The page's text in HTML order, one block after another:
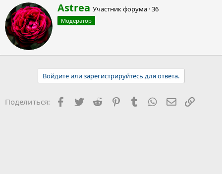
А
в
т
Astrea Участник форума ·36
Модератор
Войдите или зарегистрируйтесь для ответа.
Поделиться: Facebook
Twitter Reddit PinterestTumblr WhatsApp